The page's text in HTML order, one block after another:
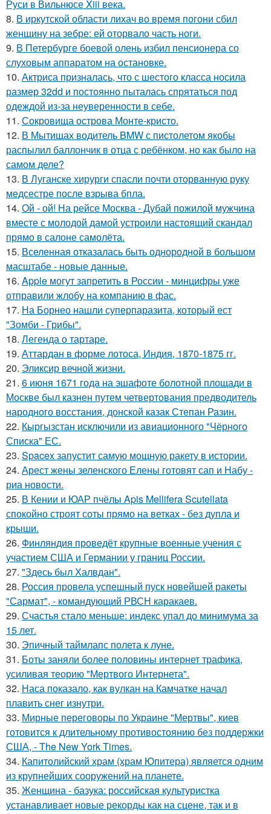
Руси в Вильнюсе Xiii века.
8. В иркутской области лихач во время погони сбил
женщину на зебре: ей оторвало часть ноги.
9. В Петербурге боевой олень избил пенсионера со
слуховым аппаратом на остановке.
10. Актриса призналась, что с шестого класса носила
размер 32dd и постоянно пыталась спрятаться под
одеждой из-за неуверенности в себе.
11. Сокровища острова Монте-кристо.
12. В Мытищах водитель BMW с пистолетом якобы
распылил баллончик в отца с ребёнком, но как было на
самом деле?
13. В Луганске хирурги спасли почти оторванную руку
медсестре после взрыва бпла.
14. Ой - ой! На рейсе Москва - Дубай пожилой мужчина
вместе с молодой дамой устроили настоящий скандал
прямо в салоне самолёта.
15. Вселенная отказалась быть однородной в большом
масштабе - новые данные.
16. Apple могут запретить в России - минцифры уже
отправили жлобу на компанию в фас.
17. На Борнео нашли суперпаразита, который ест
"Зомби - Грибы".
18. Легенда о тартаре.
19. Аттардан в форме лотоса, Индия, 1870-1875 гг.
20. Эликсир вечной жизни.
21. 6 июня 1671 года на эшафоте болотной площади в
Москве был казнен путем четвертования предводитель
народного восстания, донской казак Степан Разин.
22. Кыргызстан исключили из авиационного "Чёрного
Списка" ЕС.
23. Spacex запустит самую мощную ракету в истории.
24. Арест жены зеленского Елены готовят сап и Набу -
риа новости.
25. В Кении и ЮАР пчёлы Apis Mellifera Scutellata
спокойно строят соты прямо на ветках - без дупла и
крыши.
26. Финляндия проведёт крупные военные учения с
участием США и Германии у границ России.
27. "Здесь был Халвдан".
28. Россия провела успешный пуск новейшей ракеты
"Сармат", - командующий РВСН каракаев.
29. Счастья стало меньше: индекс упал до минимума за
15 лет.
30. Эпичный таймлапс полета к луне.
31. Боты заняли более половины интернет трафика,
усиливая теорию "Мертвого Интернета".
32. Наса показало, как вулкан на Камчатке начал
плавить снег изнутри.
33. Мирные переговоры по Украине "Мертвы", киев
готовится к длительному противостоянию без поддержки
США, - The New York Times.
34. Капитолийский храм (храм Юпитера) является одним
из крупнейших сооружений на планете.
35. Женщина - базука: российская культуристка
устанавливает новые рекорды как на сцене, так и в